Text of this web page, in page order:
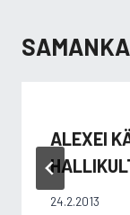
ALEXEI
24.2.2013